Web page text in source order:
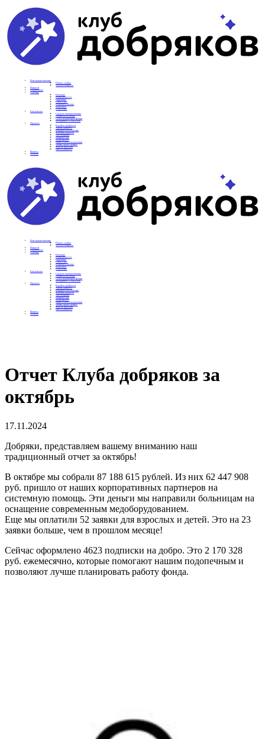
Вам нужна помощь
Подать заявку
Частые вопросы
Новости
Подопечные
О фонде
Команда
Наши ценности
Партнеры
СМИ о нас
Реквизиты фонда
Контакты
Отделения
Как помочь
Сделать пожертвование
Подписка на добро
Стать волонтером фонда
Вечеринки со смыслом
Проекты
Коробка храбрости
Уроки Доброты
Юридическая помощь
Мамины радости
Автодобряки
Добрый торт
Добропробег
Няни особого назначения
Акция «Букет добра»
Фактор времени
Цветы доброты
Бизнесу
Отчеты
Вам нужна помощь
Подать заявку
Частые вопросы
Новости
Подопечные
О фонде
Команда
Наши ценности
Партнеры
СМИ о нас
Реквизиты фонда
Контакты
Отделения
Как помочь
Сделать пожертвование
Подписка на добро
Стать волонтером фонда
Вечеринки со смыслом
Проекты
Коробка храбрости
Уроки Доброты
Юридическая помощь
Мамины радости
Автодобряки
Добрый торт
Добропробег
Няни особого назначения
Акция «Букет добра»
Фактор времени
Цветы доброты
Бизнесу
Отчеты
Отчет Клуба добряков за
октябрь
17.11.2024
Добряки, представляем вашему вниманию наш
традиционный отчет за октябрь!
В октябре мы собрали 87 188 615 рублей. Из них 62 447 908
руб. пришло от наших корпоративных партнеров на
системную помощь. Эти деньги мы направили больницам на
оснащение современным медоборудованием.
Еще мы оплатили 52 заявки для взрослых и детей. Это на 23
заявки больше, чем в прошлом месяце!
Сейчас оформлено 4623 подписки на добро. Это 2 170 328
руб. ежемесячно, которые помогают нашим подопечным и
позволяют лучше планировать работу фонда.